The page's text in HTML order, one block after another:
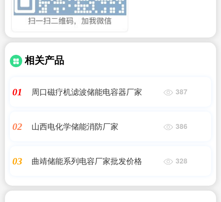
相关产品
01 周口磁疗机滤波储能电容器厂家 387
02 山西电化学储能消防厂家 386
03 曲靖储能系列电容厂家批发价格 328